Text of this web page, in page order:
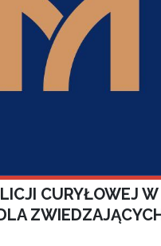
CURYŁOWEJ